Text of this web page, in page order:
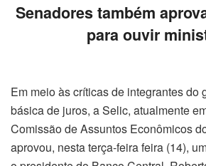
Senadores também
para ouvir
Em meio às críticas de integrantes do
básica de juros, a Selic, atualmente
Comissão de Assuntos Econômicos
aprovou, nesta terça-feira feira (14),